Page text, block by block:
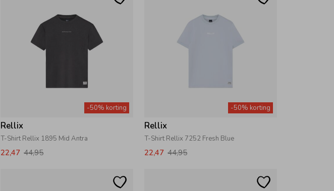
-50% korting
Rellix
T-Shirt Rellix 1895 Mid Antra
22,47 44,95
-50% korting
Rellix
T-Shirt Rellix 7252 Fresh Blue
22,47 44,95